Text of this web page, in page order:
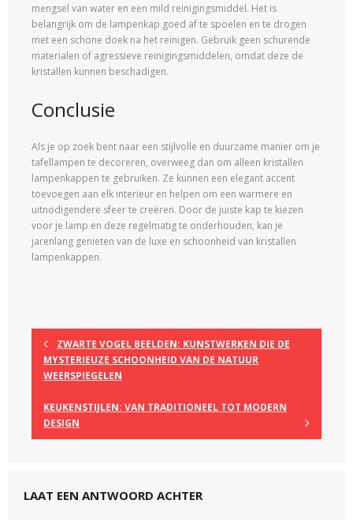
mengsel van water en een mild reinigingsmiddel. Het is
belangrijk om de lampenkap goed af te spoelen en te drogen
met een schone doek na het reinigen. Gebruik geen schurende
materialen of agressieve reinigingsmiddelen, omdat deze de
kristallen kunnen beschadigen.
Conclusie
Als je op zoek bent naar een stijlvolle en duurzame manier om je
tafellampen te decoreren, overweeg dan om alleen kristallen
lampenkappen te gebruiken. Ze kunnen een elegant accent
toevoegen aan elk interieur en helpen om een warmere en
uitnodigendere sfeer te creëren. Door de juiste kap te kiezen
voor je lamp en deze regelmatig te onderhouden, kan je
jarenlang genieten van de luxe en schoonheid van kristallen
lampenkappen.
ZWARTE VOGEL BEELDEN: KUNSTWERKEN DIE DE
MYSTERIEUZE SCHOONHEID VAN DE NATUUR
WEERSPIEGELEN
KEUKENSTIJLEN: VAN TRADITIONEEL TOT MODERN
DESIGN
LAAT EEN ANTWOORD ACHTER